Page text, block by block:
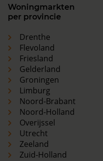
Woningmarkten
per provincie
Drenthe
Flevoland
Friesland
Gelderland
Groningen
Limburg
Noord-Brabant
Noord-Holland
Overijssel
Utrecht
Zeeland
Zuid-Holland